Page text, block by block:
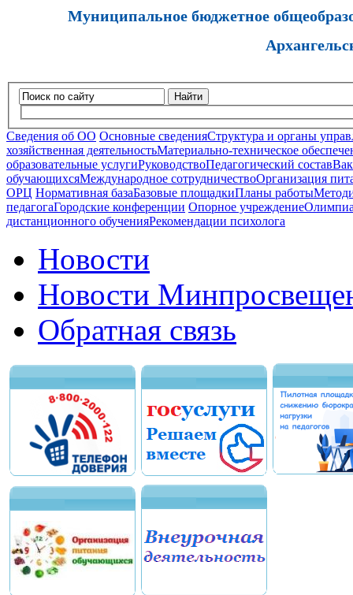
Муниципальное бюджетное
Найти
Сведения об ОО Основные сведенияСтруктура и органы
хозяйственная деятельностьМатериально-техническое
образовательные услугиРуководствоПедагогический состав
обучающихсяМеждународное сотрудничествоОрганизация
ОРЦ Нормативная базаБазовые площадкиПланы работы
педагогаГородские конференции Опорное учреждение
дистанционного обученияРекомендации психолога
Новости
Новости
Обратная связь